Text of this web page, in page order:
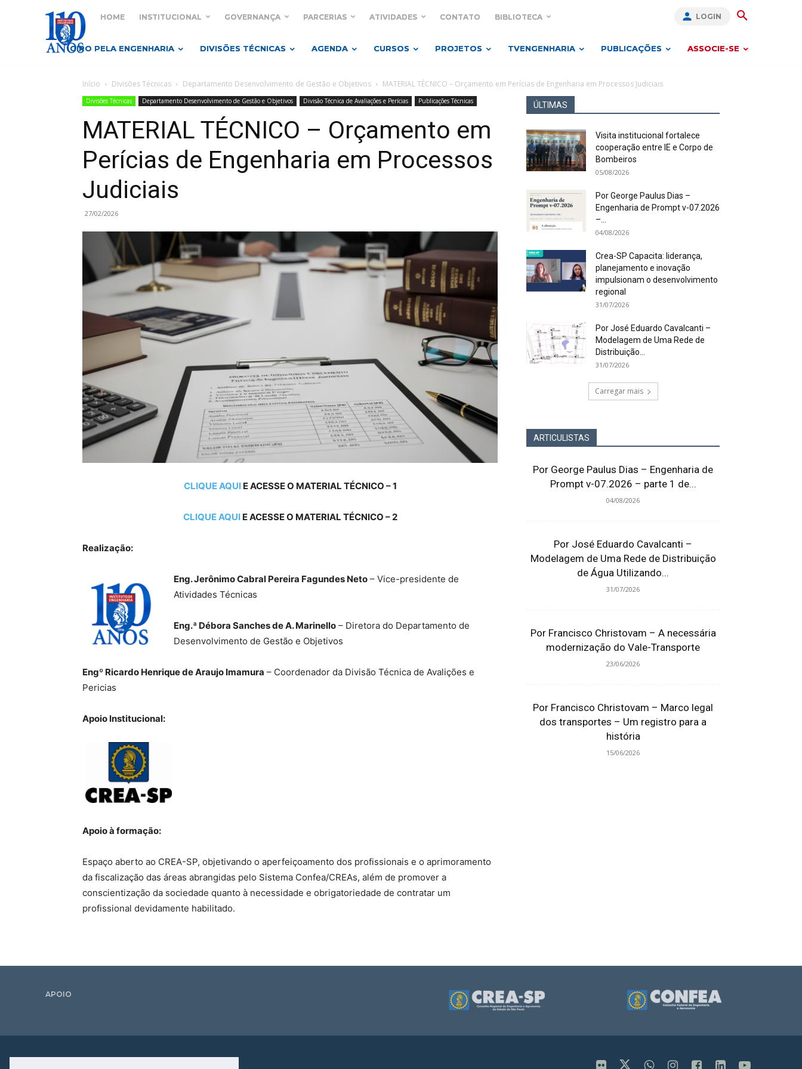
HOME INSTITUCIONAL GOVERNANÇA PARCERIAS ATIVIDADES CONTATO BIBLIOTECA LOGIN
GIRO PELA ENGENHARIA DIVISÕES TÉCNICAS AGENDA CURSOS PROJETOS TVENGENHARIA PUBLICAÇÕES ASSOCIE-SE
Início Divisões Técnicas Departamento Desenvolvimento de Gestão e Objetivos MATERIAL TÉCNICO – Orçamento em Perícias de Engenharia em Processos Judiciais
Divisões Técnicas Departamento Desenvolvimento de Gestão e Objetivos Divisão Técnica de Avaliações e Perícias Publicações Técnicas
MATERIAL TÉCNICO – Orçamento em
Perícias de Engenharia em Processos
Judiciais
27/02/2026
CLIQUE AQUIE ACESSE O MATERIAL TÉCNICO – 1
CLIQUE AQUIE ACESSE O MATERIAL TÉCNICO – 2
Realização:
Eng. Jerônimo Cabral Pereira Fagundes Neto – Vice-presidente de
Atividades Técnicas
Eng.ª Débora Sanches de A. Marinello – Diretora do Departamento de
Desenvolvimento de Gestão e Objetivos
Engº Ricardo Henrique de Araujo Imamura – Coordenador da Divisão Técnica de Avalições e
Pericias
Apoio Institucional:
Apoio à formação:
Espaço aberto ao CREA-SP, objetivando o aperfeiçoamento dos profissionais e o aprimoramento
da fiscalização das áreas abrangidas pelo Sistema Confea/CREAs, além de promover a
conscientização da sociedade quanto à necessidade e obrigatoriedade de contratar um
profissional devidamente habilitado.
ÚLTIMAS
Visita institucional fortalece
cooperação entre IE e Corpo de
Bombeiros
05/08/2026
Por George Paulus Dias –
Engenharia de Prompt v-07.2026
–...
04/08/2026
Crea-SP Capacita: liderança,
planejamento e inovação
impulsionam o desenvolvimento
regional
31/07/2026
Por José Eduardo Cavalcanti –
Modelagem de Uma Rede de
Distribuição...
31/07/2026
Carregar mais
ARTICULISTAS
Por George Paulus Dias – Engenharia de
Prompt v-07.2026 – parte 1 de...
04/08/2026
Por José Eduardo Cavalcanti –
Modelagem de Uma Rede de Distribuição
de Água Utilizando...
31/07/2026
Por Francisco Christovam – A necessária
modernização do Vale-Transporte
23/06/2026
Por Francisco Christovam – Marco legal
dos transportes – Um registro para a
história
15/06/2026
APOIO